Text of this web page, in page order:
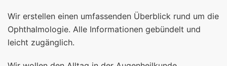
Wir erstellen einen umfassenden Überblick rund um die
Ophthalmologie. Alle Informationen gebündelt und
leicht zugänglich.